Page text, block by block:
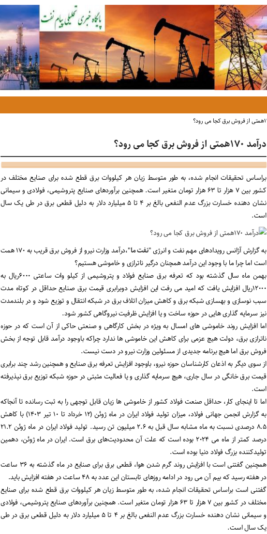
درآمد ١٧٠همتی از فروش برق کجا می رود؟
براساس تحقیقات انجام‌ شده، به ‌طور متوسط زیان هر کیلووات برق قطع‌ شده برای صنایع مختلف در
کشور بین ۷ هزار تا ۶۳ هزار تومان متغیر است. همچنین برآوردهای صنایع پتروشیمی، فولادی و سیمانی
نشان ‌دهنده خسارت بزرگ عدم ‌النفعی بالغ بر ۴ تا ۵ میلیارد دلار به دلیل قطعی برق در طی یک سال
است.
به گزارش آژانس رویدادهای مهم نفت و انرژی "نفت ما
"،درآمد وزارت نیرو از فروش برق قریب به ١٧٠ همت
است اما چرا ما با وجود این درآمد همچنان درگیر ناترازی و خاموشی هستیم؟
بهمن ماه سال گذشته بود که تعرفه برق صنایع فولاد و پتروشیمی از کیلو وات ساعتی ۶٠٠٠ریال به
١٢٠٠٠ریال افزایش یافت که امید می رفت این افزایش دوبرابری قیمت برق صنایع حداقل در کوتاه مدت
سبب نوسازی و بهسازی شبکه برق و کاهش میزان اتلاف برق در شبکه انتقال و توزیع شود و در بلندمدت
نیز سرمایه گذاری هایی در حوزه ساخت و یا افزایش ظرفیت نیروگاهی کشور شود.
اما افزایش روند خاموشی های امسال به ویژه در بخش کارگاهی و صنعتی حاکی از آن است که در حوزه
ناترازی برق، دولت هیچ عزمی برای کاهش این خاموشی ها ندارد چراکه باوجود درآمد قابل توجه از بخش
فروش برق اما هیچ برنامه جدیدی از مسئولین وزارت نیرو در دست نیست.
از سوی دیگر به اذعان کارشناسان حوزه نیرو، باوجود افزایش تعرفه برق صنایع و همچنین رشد چند برابری
قیمت برق خانگی در سال جاری، هیچ سرمایه گذاری و یا فعالیت مثبتی در حوزه شبکه توزیع برق نپذیرفته
است.
اما تا اینجای کار، حداقل صنعت فولاد کشور از خاموشی ها زیان قابل توجهی را به ثبت رسانده تا آنجاکه
به گزارش انجمن جهانی فولاد، میزان تولید فولاد ایران در ماه ژوئن (۱۲ خرداد تا ۱۰ تیر ۱۴۰۳) با کاهش
۸.۵ درصدی نسبت به ماه مشابه سال قبل به ۲.۶ میلیون تن رسید. تولید فولاد ایران در ماه ژوئن ۲۱.۲
درصد کمتر از ماه می ۲۰۲۴ بوده است که علت آن محدودیت‌های برق است. ایران در ماه ژوئن، دهمین
تولیدکننده بزرگ فولاد دنیا بوده است.
همچنین گفتنی است با افزایش روند گرم شدن هوا، قطعی برق برای صنایع در ماه گذشته به ٣۶ ساعت
در هفته رسید که بیم آن می رود در ادامه روزهای تابستان این عدد به ۴٨ ساعت در هفته افزایش باید.
گفتنی است براساس تحقیقات انجام‌ شده، به ‌طور متوسط زیان هر کیلووات برق قطع‌ شده برای صنایع
مختلف در کشور بین ۷ هزار تا ۶۳ هزار تومان متغیر است. همچنین برآوردهای صنایع پتروشیمی، فولادی
و سیمانی نشان ‌دهنده خسارت بزرگ عدم ‌النفعی بالغ بر ۴ تا ۵ میلیارد دلار به دلیل قطعی برق در طی
یک سال است.